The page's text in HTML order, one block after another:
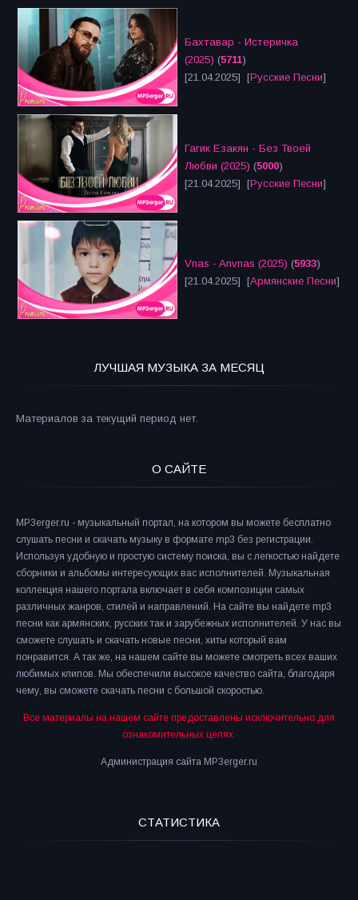
Бахтавар - Истеричка
(2025) (5711)
[21.04.2025] [Русские Песни]
Гагик Езакян - Без Твоей
Любви (2025) (5000)
[21.04.2025] [Русские Песни]
Vnas - Anvnas (2025) (5933)
[21.04.2025] [Армянские Песни]
ЛУЧШАЯ МУЗЫКА ЗА МЕСЯЦ
Материалов за текущий период нет.
О САЙТЕ
MP3erger.ru - музыкальный портал, на котором вы можете бесплатно
слушать песни и скачать музыку в формате mp3 без регистрации.
Используя удобную и простую систему поиска, вы с легкостью найдете
сборники и альбомы интересующих вас исполнителей. Музыкальная
коллекция нашего портала включает в себя композиции самых
различных жанров, стилей и направлений. На сайте вы найдете mp3
песни как армянских, русских так и зарубежных исполнителей. У нас вы
сможете слушать и скачать новые песни, хиты который вам
понравится. А так же, на нашем сайте вы можете смотреть всех ваших
любимых клипов. Мы обеспечили высокое качество сайта, благодаря
чему, вы сможете скачать песни с большой скоростью.
Все материалы на нашем сайте предоставлены исключительно для
ознакомительных целях.
Администрация сайта MP3erger.ru
СТАТИСТИКА